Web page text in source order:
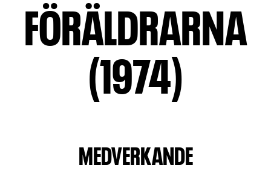
FÖRÄLDRARNA
(1974)
MEDVERKANDE